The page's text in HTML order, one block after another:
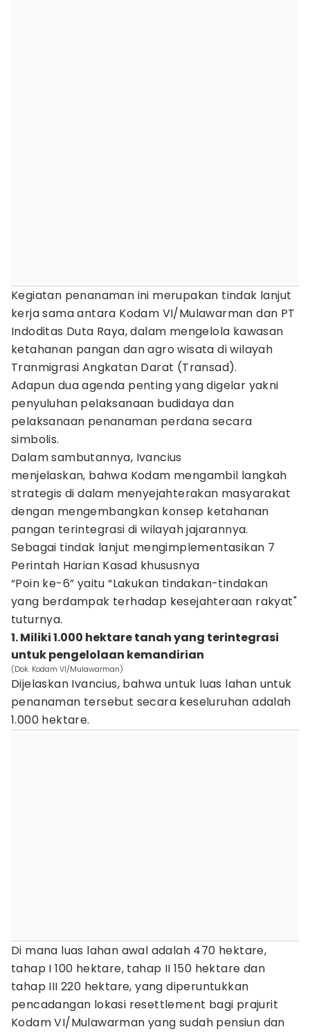
Kegiatan penanaman ini merupakan tindak lanjut
kerja sama antara Kodam VI/Mulawarman dan PT
Indoditas Duta Raya, dalam mengelola kawasan
ketahanan pangan dan agro wisata di wilayah
Tranmigrasi Angkatan Darat (Transad).
Adapun dua agenda penting yang digelar yakni
penyuluhan pelaksanaan budidaya dan
pelaksanaan penanaman perdana secara
simbolis.
Dalam sambutannya, Ivancius
menjelaskan, bahwa Kodam mengambil langkah
strategis di dalam menyejahterakan masyarakat
dengan mengembangkan konsep ketahanan
pangan terintegrasi di wilayah jajarannya.
Sebagai tindak lanjut mengimplementasikan 7
Perintah Harian Kasad khususnya
“Poin ke-6” yaitu “Lakukan tindakan-tindakan
yang berdampak terhadap kesejahteraan rakyat"
tuturnya.
1. Miliki 1.000 hektare tanah yang terintegrasi
untuk pengelolaan kemandirian
(Dok. Kodam VI/Mulawarman)
Dijelaskan Ivancius, bahwa untuk luas lahan untuk
penanaman tersebut secara keseluruhan adalah
1.000 hektare.
Di mana luas lahan awal adalah 470 hektare,
tahap I 100 hektare, tahap II 150 hektare dan
tahap III 220 hektare, yang diperuntukkan
pencadangan lokasi resettlement bagi prajurit
Kodam VI/Mulawarman yang sudah pensiun dan